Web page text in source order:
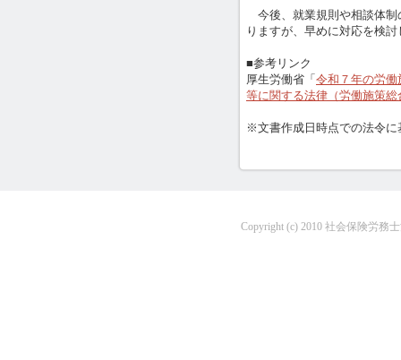
今後、就業規則や相談体制
りますが、早めに対応を検
■参考リンク
厚生労働省「令和７年の労
等に関する法律（労働施策
※文書作成日時点での法令
Copyright (c) 2010 社会保険労務